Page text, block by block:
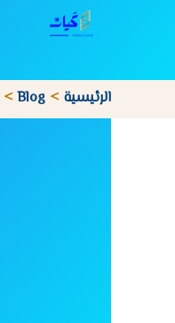
الرئيسية Blog